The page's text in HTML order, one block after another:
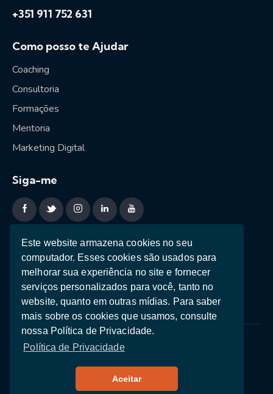
Este website armazena cookies no seu
computador. Esses cookies são usados ​​para
melhorar sua experiência no site e fornecer
serviços personalizados para você, tanto no
website, quanto em outras mídias. Para saber
mais sobre os cookies que usamos, consulte
nossa Política de Privacidade.
Política de Privacidade
Aceitar
+351 911 752 631
Como posso te Ajudar
Coaching
Consultoria
Formações
Mentoria
Marketing Digital
Siga-me
Sessão estratégica
Ebooks
Teste de Personalidade
Política de Privacidade
Copyright © 2026. Nuno Cruz * Made with ♥ in
Wordpress bygetboost.digital